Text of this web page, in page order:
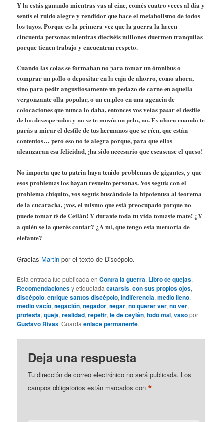
Y la estás ganando mientras vas al cine, comés cuatro veces al día y
sentís el ruido alegre y rendidor que hace el metabolismo de todos
los tuyos. Porque es la primera vez que la guerra la hacen
cincuenta personas mientras dieciséis millones duermen tranquilas
porque tienen trabajo y encuentran respeto.
Cuando las colas se formaban no para tomar un ómnibus o
comprar un pollo o depositar en la caja de ahorro, como ahora,
sino para pedir angustiosamente un pedazo de carne en aquella
vergonzante olla popular, o un empleo en una agencia de
colocaciones que nunca lo daba, entonces vos veías pasar el desfile
de los desesperados y no se te movía un pelo, no. Es ahora cuando te
parás a mirar el desfile de tus hermanos que se ríen, que están
contentos… pero eso no te alegra porque, para que ellos
alcanzaran esa felicidad, ¡ha sido necesario que escasease el queso!
No importa que tu patria haya tenido problemas de gigantes, y que
esos problemas los hayan resuelto personas. Vos seguís con el
problema chiquito, vos seguís buscándole la hipotenusa al teorema
de la cucaracha, ¡vos, el mismo que está preocupado porque no
puede tomar té de Ceilán! Y durante toda tu vida tomaste mate! ¿Y
a quién se la querés contar? ¿A mí, que tengo esta memoria de
elefante?
Gracias Martín por el texto de Discépolo.
Esta entrada fue publicada enContra la guerra, Libro de quejas,
Recomendacionesy etiquetadacatarsis,con sus propios ojos,
discépolo,enrique santos discépolo,indiferencia,medio lleno,
medio vacío,negación,negador,negar,no querer ver,no ver,
protesta,queja,realidad,repetir,te de ceylán,todo mal,vasopor
Gustavo Rivas. Guardaenlace permanente.
Deja una respuesta
Tu dirección de correo electrónico no será publicada. Los
campos obligatorios están marcados con*